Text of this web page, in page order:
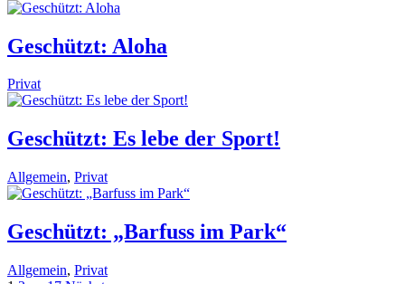
Geschützt: Aloha
Privat
Geschützt: Es lebe der Sport!
Allgemein, Privat
Geschützt: „Barfuss im Park“
Allgemein, Privat